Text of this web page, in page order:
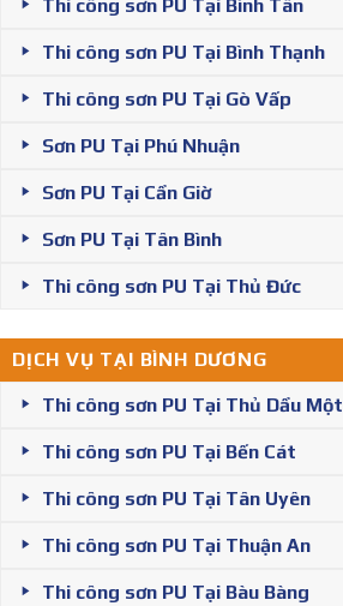
Thi công sơn PU Tại Bình Tân
Thi công sơn PU Tại Bình Thạnh
Thi công sơn PU Tại Gò Vấp
Sơn PU Tại Phú Nhuận
Sơn PU Tại Cần Giờ
Sơn PU Tại Tân Bình
Thi công sơn PU Tại Thủ Đức
DỊCH VỤ TẠI BÌNH DƯƠNG
Thi công sơn PU Tại Thủ Dầu Một
Thi công sơn PU Tại Bến Cát
Thi công sơn PU Tại Tân Uyên
Thi công sơn PU Tại Thuận An
Thi công sơn PU Tại Bàu Bàng